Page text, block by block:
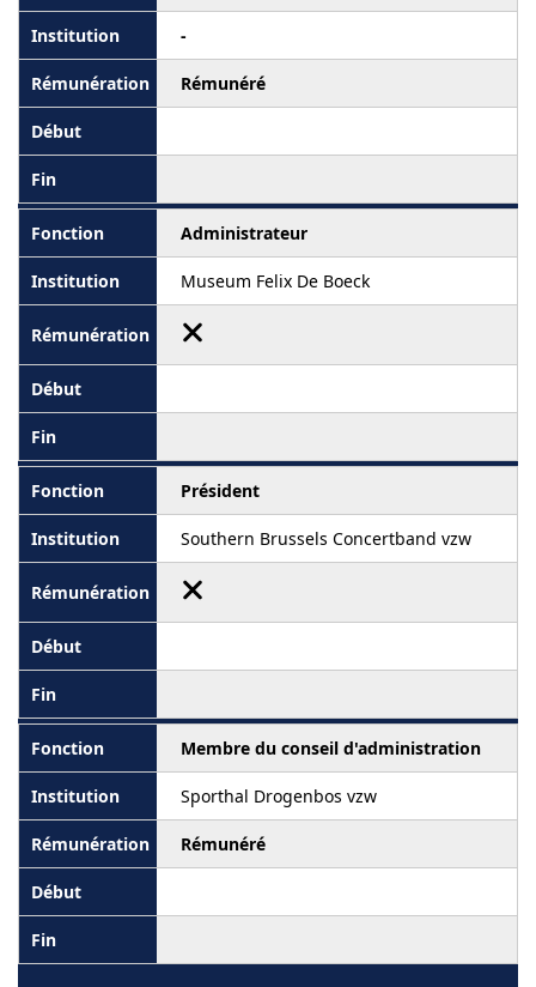
-
Rémunéré
Administrateur
Museum Felix De Boeck
Président
Southern Brussels Concertband vzw
Membre du conseil d'administration
Sporthal Drogenbos vzw
Rémunéré